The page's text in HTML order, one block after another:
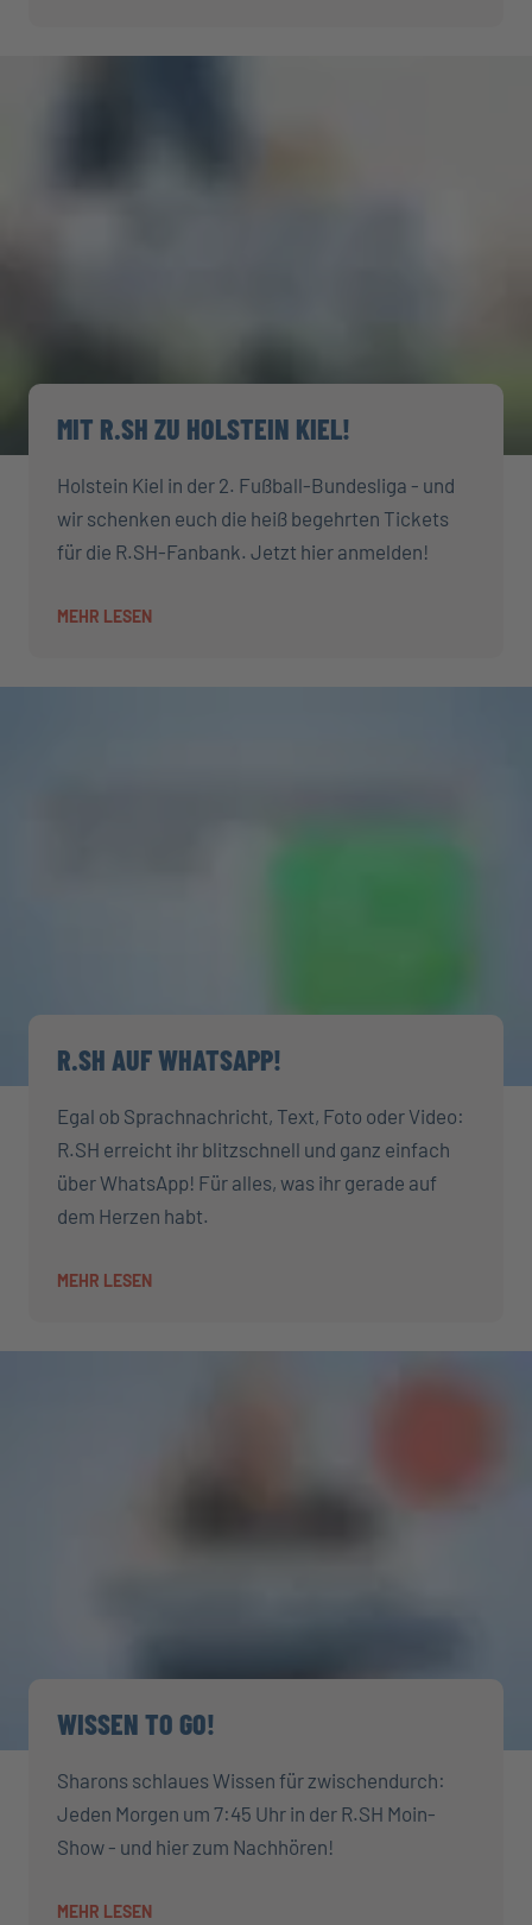
MIT R.SH ZU HOLSTEIN KIEL!
Holstein Kiel in der 2. Fußball-Bundesliga - und
wir schenken euch die heiß begehrten Tickets
für die R.SH-Fanbank. Jetzt hier anmelden!
MEHR LESEN
R.SH AUF WHATSAPP!
Egal ob Sprachnachricht, Text, Foto oder Video:
R.SH erreicht ihr blitzschnell und ganz einfach
über WhatsApp! Für alles, was ihr gerade auf
dem Herzen habt.
MEHR LESEN
WISSEN TO GO!
Sharons schlaues Wissen für zwischendurch:
Jeden Morgen um 7:45 Uhr in der R.SH Moin-
Show - und hier zum Nachhören!
MEHR LESEN